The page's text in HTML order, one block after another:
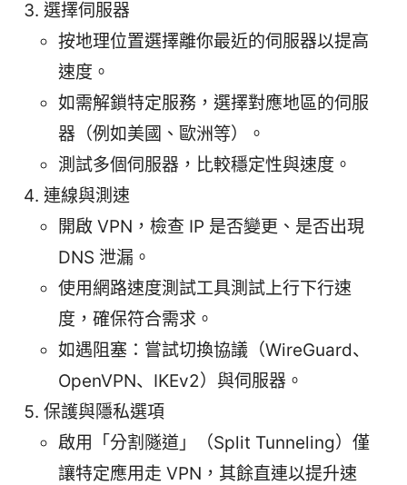
選擇伺服器
按地理位置選擇離你最近的伺服器以提高
速度。
如需解鎖特定服務，選擇對應地區的伺服
器（例如美國、歐洲等）。
測試多個伺服器，比較穩定性與速度。
連線與測速
開啟 VPN，檢查 IP 是否變更、是否出現
DNS 泄漏。
使用網路速度測試工具測試上行下行速
度，確保符合需求。
如遇阻塞：嘗試切換協議（WireGuard、
OpenVPN、IKEv2）與伺服器。
保護與隱私選項
啟用「分割隧道」（Split Tunneling）僅
讓特定應用走 VPN，其餘直連以提升速